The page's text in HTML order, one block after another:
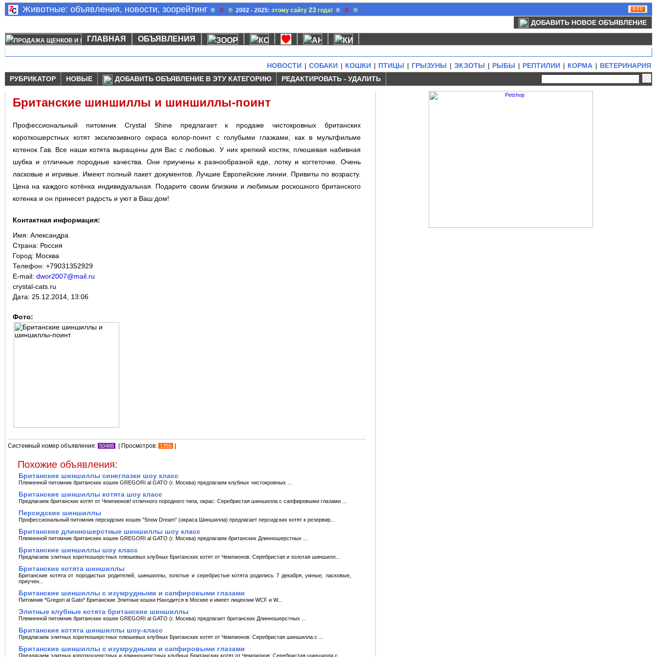
Животные: объявления, новости, зоорейтинг ® ® ® 2002 - 2025:этому сайту23 года! ® ® ®
ДОБАВИТЬ НОВОЕ ОБЪЯВЛЕНИЕ
ГЛАВНАЯ ОБЪЯВЛЕНИЯ
НОВОСТИ СОБАКИ КОШКИ ПТИЦЫ ГРЫЗУНЫ ЭКЗОТЫ РЫБЫ РЕПТИЛИИ КОРМА
ВЕТЕРИНАРИЯ
РУБРИКАТОР
НОВЫЕ ДОБАВИТЬ ОБЪЯВЛЕНИЕ В ЭТУ КАТЕГОРИЮ РЕДАКТИРОВАТЬ - УДАЛИТЬ
Британские шиншиллы и шиншиллы-поинт
Профессиональный питомник Crystal Shine предлагает к продаже чистокровных британских
короткошерстных котят эксклюзивного окраса колор-поинт с голубыми глазками, как в мультфильме
котенок Гав. Все наши котята выращены для Вас с любовью. У них крепкий костяк, плюшевая набивная
шубка и отличные породные качества. Они приучены к разнообразной еде, лотку и когтеточке. Очень
ласковые и игривые. Имеют полный пакет документов. Лучшие Европейские линии. Привиты по возрасту.
Цена на каждого котёнка индивидуальная. Подарите своим близким и любимым роскошного британского
котенка и он принесет радость и уют в Ваш дом!
Контактная информация:
Имя: Александра
Страна: Россия
Город: Москва
Телефон: +79031352929
E-mail: dwor2007@mail.ru
crystal-cats.ru
Дата: 25.12.2014, 13:06
Фото:
Системный номер объявления: 50488 | Просмотров: 1355 |
Похожие объявления:
Британские шиншиллы синеглазки шоу класс
Племенной питомник британских кошек GREGORI al GATO (г. Москва) предлагаем клубных чистокровных ...
Британские шиншиллы котята шоу класс
Предлагаем британских котят от Чемпионов! отличного породного типа, окрас: Серебристая шиншилла с сапфировыми глазами ...
Персидские шиншиллы
Профессиональный питомник персидских кошек "Snow Dream" (окраса Шиншилла) предлагает персидских котят к резервир...
Британские длинношерстные шиншиллы шоу класс
Племенной питомник британских кошек GREGORI al GATO (г. Москва) предлагаем британских Длинношерстных ...
Британские шиншиллы шоу класс
Предлагаем элитных короткошерстных плюшевых клубных Британских котят от Чемпионов: Серебристая и золотая шиншилл...
Британские котята шиншиллы
Британские котята от породистыx родителей, шиншиллы, золотые и серебристые котята родились 7 декабря, умные, ласковые,
приучен...
Британские шиншиллы с изумрудными и сапфировыми глазами
Питомник *Gregori al Gato* Британские Элитные кошки Находится в Москве и имеет лицензии WCF и W...
Элитные клубные котята британские шиншиллы
Племенной питомник британских кошек GREGORI al GATO (г. Москва) предлагает британских Длинношерстных ...
Британские котята шиншиллы шоу-класс
Предлагаем элитных короткошерстных плюшевых клубных Британских котят от Чемпионов: Серебристая шиншилла с ...
Британские шиншиллы c изумрудными и сапфировыми глазами
Предлагаем элитных короткошерстных и длинношерстных клубных Британских котят от Чемпионов: Серебристая шиншилла с ...